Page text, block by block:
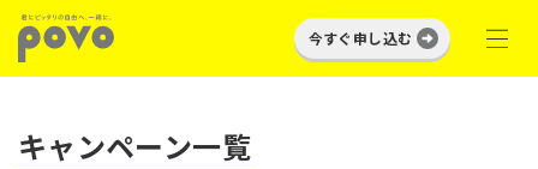
今すぐ申し込む
キャンペーン一覧